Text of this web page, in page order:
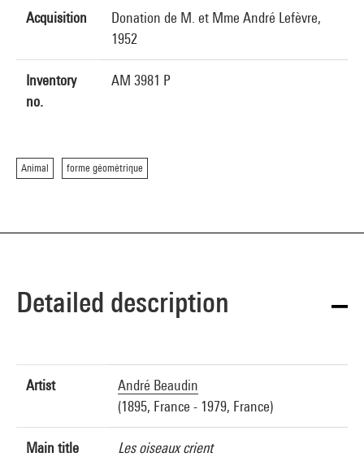
Acquisition
Donation de M. et Mme André Lefèvre,
1952
Inventory
no.
AM 3981 P
Animal forme géométrique
Detailed description
Artist
André Beaudin
(1895, France - 1979, France)
Main title Les oiseaux crient